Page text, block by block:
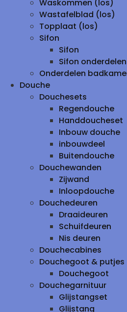
Waskommen (los)
Wastafelblad (los)
Topplaat (los)
Sifon
Sifon
Sifon onderdelen
Onderdelen
Douche
Douchesets
Regendouche
Handdoucheset
Inbouw douche
inbouwdeel
Buitendouche
Douchewanden
Zijwand
Inloopdouche
Douchedeuren
Draaideuren
Schuifdeuren
Nis deuren
Douchecabines
Douchegoot & putjes
Douchegoot
Douchegarnituur
Glijstangset
Glijstang